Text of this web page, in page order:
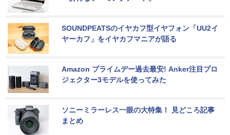
SOUNDPEATSのイヤカフ型イヤフォン「UU2イ
ヤーカフ」をイヤカフマニアが語る
Amazon プライムデー過去最安! Anker注目プロ
ジェクター3モデルを使ってみた
ソニーミラーレス一眼の大特集！ 見どころ記事
まとめ